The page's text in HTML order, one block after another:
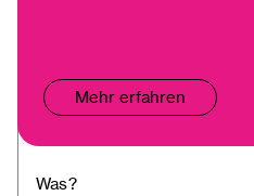
Mehr erfahren
Was?